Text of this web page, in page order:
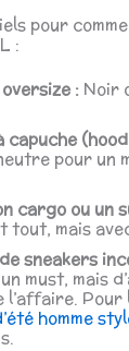
pour
:
: Noir
capuche
pour un
cargo ou un
mais
sneakers
must, mais
Pour
homme